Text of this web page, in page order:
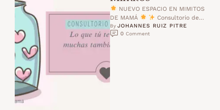
NUEVO ESPACIO EN MIMITOS
DE MAMÁ
Consultorio de
Mimitos Lo que tú te preguntas,
muchas …
By JOHANNES RUIZ PITRE
0 Comment